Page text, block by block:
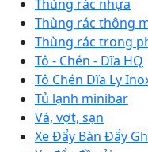
Thùng rác nhựa
Thùng rác thông
Thùng rác trong
Tô - Chén - Dĩa HQ
Tô Chén Dĩa Ly
Tủ lạnh minibar
Vá, vợt, sạn
Xe Đẩy Bàn Đẩy